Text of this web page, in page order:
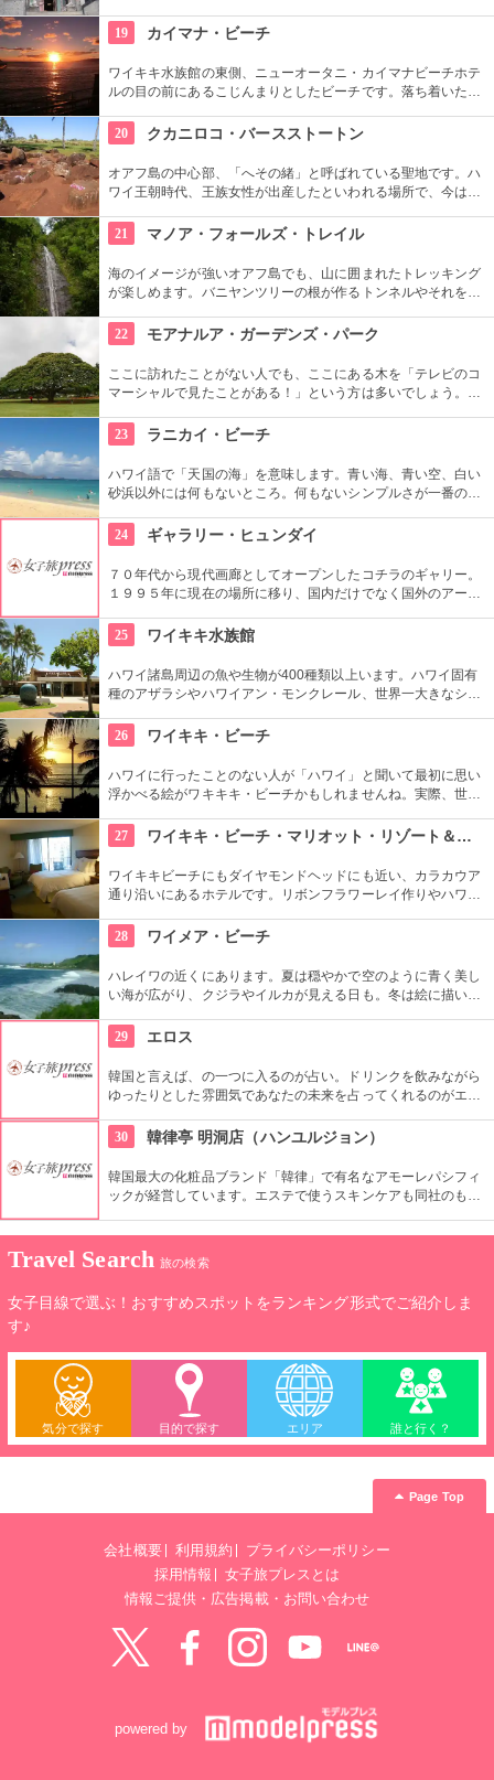
併設しています。そんな広くオシャレな店内ではコーヒーやス
イーツ、サンドイッチなども頂けます。
19 カイマナ・ビーチ
ワイキキ水族館の東側、ニューオータニ・カイマナビーチホテ
ルの目の前にあるこじんまりとしたビーチです。落ち着いた雰
すぐ横には終戦記念プールもあります。
20 クカニロコ・バースストートン
オアフ島の中心部、「へその緒」と呼ばれている聖地です。ハ
ワイ王朝時代、王族女性が出産したといわれる場所で、今は子
くさんのエネルギーを浴びて帰ってくださいね。
21 マノア・フォールズ・トレイル
海のイメージが強いオアフ島でも、山に囲まれたトレッキング
が楽しめます。バニヤンツリーの根が作るトンネルやそれを囲
どころから聞こえる鳥の声。ハワイ固有の生物もたくさんいる
ので、ガイドツアーを申し込んでいろいろ教わるのもアリ。
22 モアナルア・ガーデンズ・パーク
ここに訪れたことがない人でも、ここにある木を「テレビのコ
マーシャルで見たことがある！」という方は多いでしょう。日
樹』がここにあります。実物を見ると、感動しますよ！
23 ラニカイ・ビーチ
ハワイ語で「天国の海」を意味します。青い海、青い空、白い
砂浜以外には何もないところ。何もないシンプルさが一番の売
しまうような穴場です。住宅地から海へ抜ける小道も風情あり
ます。
24 ギャラリー・ヒュンダイ
７０年代から現代画廊としてオープンしたコチラのギャリー。
１９９５年に現在の場所に移り、国内だけでなく国外のアーテ
示できるスペースを設け、モダン美術の流れを感じる事が出来
る、国内最高のギャラリーとしての評価も。
25 ワイキキ水族館
ハワイ諸島周辺の魚や生物が400種類以上います。ハワイ固有
種のアザラシやハワイアン・モンクレール、世界一大きなシャ
再現したという、バーチャル体験型の水槽も人気です。
26 ワイキキ・ビーチ
ハワイに行ったことのない人が「ハワイ」と聞いて最初に思い
浮かべる絵がワキキキ・ビーチかもしれませんね。実際、世界
ド・ヘッドが広がるビーチを散策し、「ハワイに来た！」を実
感したいものですね。
27 ワイキキ・ビーチ・マリオット・リゾート＆スパ
ワイキキビーチにもダイヤモンドヘッドにも近い、カラカウア
通り沿いにあるホテルです。リボンフラワーレイ作りやハワイ
ワイアンキルトの巨匠が作ったキルト型も買うことができま
す。
28 ワイメア・ビーチ
ハレイワの近くにあります。夏は穏やかで空のように青く美し
い海が広がり、クジラやイルカが見える日も。冬は絵に描いた
ァーたちが集まります。夕日が絶景なことでも知られていま
す。
29 エロス
韓国と言えば、の一つに入るのが占い。ドリンクを飲みながら
ゆったりとした雰囲気であなたの未来を占ってくれるのがエロ
30
韓律亭 明洞店（ハンユルジョン）
韓国最大の化粧品ブランド「韓律」で有名なアモーレパシフィ
ックが経営しています。エステで使うスキンケアも同社のもの
す。
Travel Search 旅の検索
女子目線で選ぶ！おすすめスポットをランキング形式でご紹介しま
す♪
気分で探す 目的で探す エリア 誰と行く？
Page Top
会社概要 利用規約
プライバシーポリシー
採用情報
女子旅プレスとは
情報ご提供・広告掲載・お問い合わせ
powered by